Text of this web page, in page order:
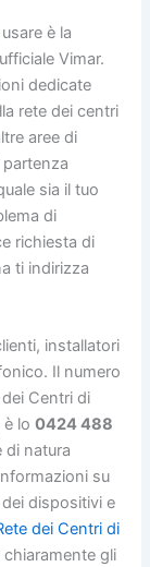
è la
Vimar.
dedicate
rete dei centri
aree di
sia il tuo
di
richiesta di
ti indirizza
installatori
Il numero
Centri di
è lo0424 488
di natura
su
dispositivi e
dei Centri di
gli